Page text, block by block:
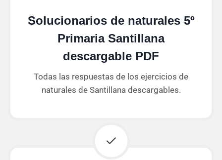
Solucionarios de naturales 5º
Primaria Santillana
descargable PDF
Todas las respuestas de los ejercicios de
naturales de Santillana descargables.